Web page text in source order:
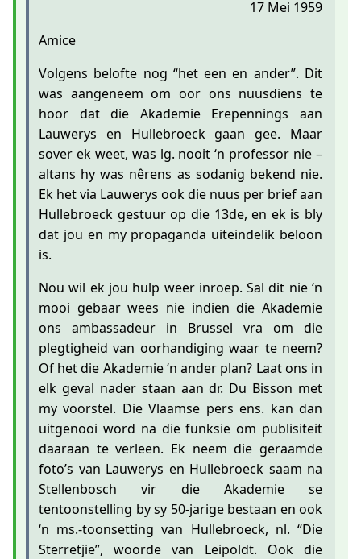
17 Mei 1959
Amice
Volgens belofte nog “het een en ander”. Dit
was aangeneem om oor ons nuusdiens te
hoor dat die Akademie Erepennings aan
Lauwerys en Hullebroeck gaan gee. Maar
sover ek weet, was lg. nooit ‘n professor nie –
altans hy was nêrens as sodanig bekend nie.
Ek het via Lauwerys ook die nuus per brief aan
Hullebroeck gestuur op die 13de, en ek is bly
dat jou en my propaganda uiteindelik beloon
is.
Nou wil ek jou hulp weer inroep. Sal dit nie ‘n
mooi gebaar wees nie indien die Akademie
ons ambassadeur in Brussel vra om die
plegtigheid van oorhandiging waar te neem?
Of het die Akademie ‘n ander plan? Laat ons in
elk geval nader staan aan dr. Du Bisson met
my voorstel. Die Vlaamse pers ens. kan dan
uitgenooi word na die funksie om publisiteit
daaraan te verleen. Ek neem die geraamde
foto’s van Lauwerys en Hullebroeck saam na
Stellenbosch vir die Akademie se
tentoonstelling by sy 50-jarige bestaan en ook
‘n ms.-toonsetting van Hullebroeck, nl. “Die
Sterretjie”, woorde van Leipoldt. Ook die